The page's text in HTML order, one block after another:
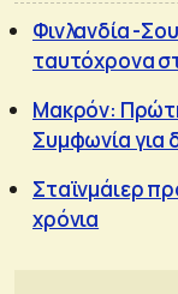
Φινλανδία -
ταυτόχρονα
Μακρόν:
Συμφωνία για
Σταϊνμάιερ
χρόνια